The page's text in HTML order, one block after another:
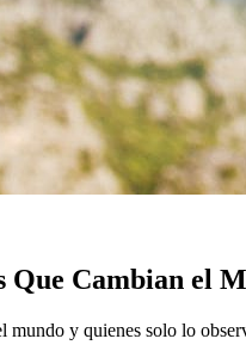
Cambian el
mundo y quienes solo lo